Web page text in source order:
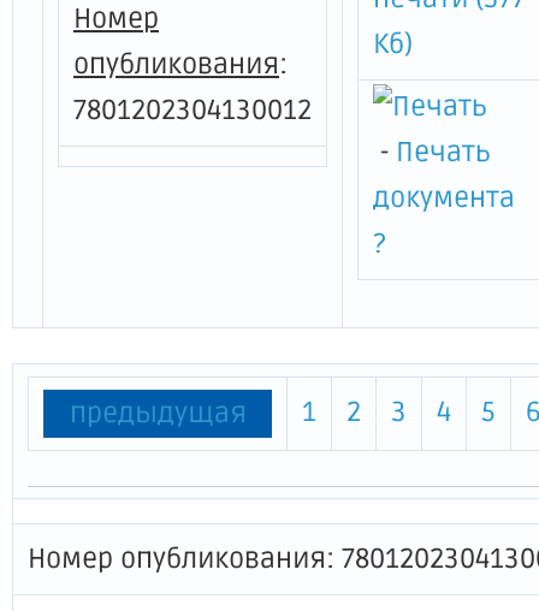
Номер
опубликования:
7801202304130012
Кб)
- Печать
документа
?
предыдущая 1 2 3 4 5
Номер опубликования: